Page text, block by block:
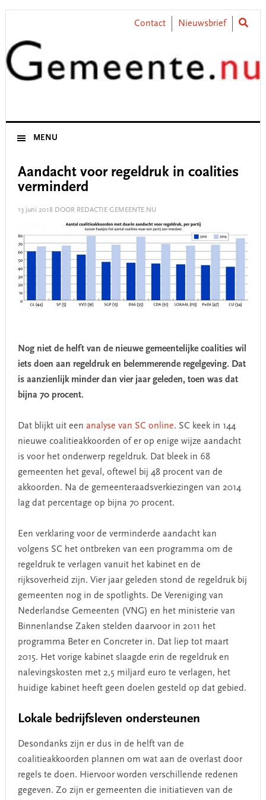
Skip
primary
navigation
Skip
content
Skip
primary
sidebar
Skip
footer
Contact Nieuwsbrief
MENU
Aandacht voor regeldruk in coalities
verminderd
13 juni 2018DOOR REDACTIE GEMEENTE.NU
Nog niet de helft van de nieuwe gemeentelijke coalities wil
iets doen aan regeldruk en belemmerende regelgeving. Dat
is aanzienlijk minder dan vier jaar geleden, toen was dat
bijna 70 procent.
Dat blijkt uit een analyse van SC online. SC keek in 144
nieuwe coalitieakkoorden of er op enige wijze aandacht
is voor het onderwerp regeldruk. Dat bleek in 68
gemeenten het geval, oftewel bij 48 procent van de
akkoorden. Na de gemeenteraadsverkiezingen van 2014
lag dat percentage op bijna 70 procent.
Een verklaring voor de verminderde aandacht kan
volgens SC het ontbreken van een programma om de
regeldruk te verlagen vanuit het kabinet en de
rijksoverheid zijn. Vier jaar geleden stond de regeldruk bij
gemeenten nog in de spotlights. De Vereniging van
Nederlandse Gemeenten (VNG) en het ministerie van
Binnenlandse Zaken stelden daarvoor in 2011 het
programma Beter en Concreter in. Dat liep tot maart
2015. Het vorige kabinet slaagde erin de regeldruk en
nalevingskosten met 2,5 miljard euro te verlagen, het
huidige kabinet heeft geen doelen gesteld op dat gebied.
Lokale bedrijfsleven ondersteunen
Desondanks zijn er dus in de helft van de
coalitieakkoorden plannen om wat aan de overlast door
regels te doen. Hiervoor worden verschillende redenen
gegeven. Zo zijn er gemeenten die initiatieven van de